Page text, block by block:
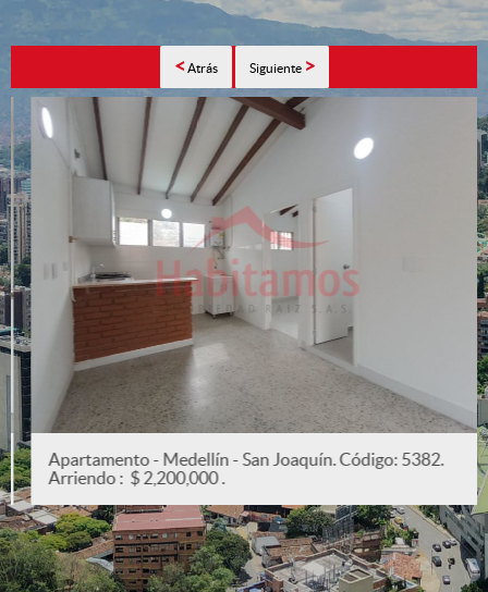
< Atrás Siguiente >
Apartamento - Medellín - San Joaquín. Código: 5382.
Arriendo : $ 2,200,000 .